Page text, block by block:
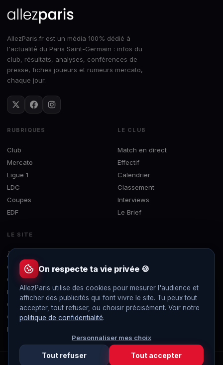
AllezParis.fr est un média 100% dédié à
l'actualité du Paris Saint-Germain : infos du
club, résultats, analyses, conférences de
presse, fiches joueurs et rumeurs mercato,
chaque jour.
RUBRIQUES
Club
Mercato
Ligue 1
LDC
Coupes
EDF
LE CLUB
Match en direct
Effectif
Calendrier
Classement
Interviews
Le Brief
LE SITE
À propos
Concours
Contact
Mentions légales
Confidentialité
Gérer les cookies
Flux RSS
© 2019-2026 AllezParis — Tous droits réservés
On respecte ta vie privée 🍪
AllezParis utilise des cookies pour mesurer l'audience et
afficher des publicités qui font vivre le site. Tu peux tout
accepter, tout refuser, ou choisir précisément. Voir notre
politique de confidentialité.
Personnaliser mes choix
Tout refuser Tout accepter